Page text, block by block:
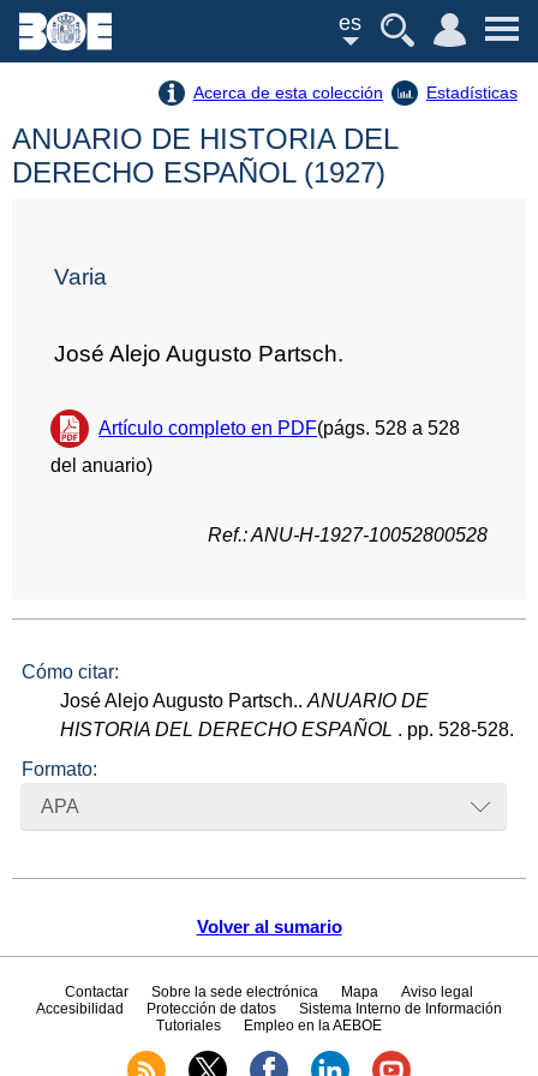
es
Acerca de esta colección Estadísticas
Volver al sumario
ANUARIO DE HISTORIA DEL
DERECHO ESPAÑOL (1927)
Varia
José Alejo Augusto Partsch.
Artículo completo en PDF(págs. 528 a 528
del anuario)
Ref.: ANU-H-1927-10052800528
Cómo citar:
José Alejo Augusto Partsch..ANUARIO DE
HISTORIA DEL DERECHO ESPAÑOL . pp. 528-528.
Formato:
APA
Contactar Sobre la sede electrónica Mapa
Aviso legal
Accesibilidad
Protección de datos
Sistema Interno de Información
Tutoriales
Empleo en la AEBOE